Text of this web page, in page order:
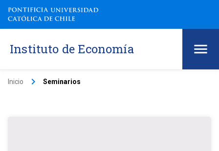
Instituto de Economía
Inicio keyboard_arrow_right Seminarios